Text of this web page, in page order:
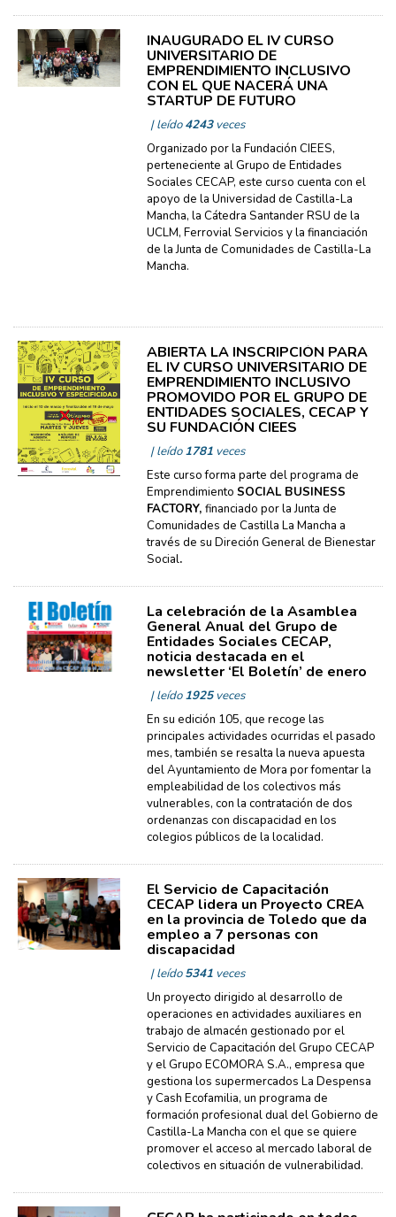
INAUGURADO EL IV CURSO
UNIVERSITARIO DE
EMPRENDIMIENTO INCLUSIVO
CON EL QUE NACERÁ UNA
STARTUP DE FUTURO
| leído4243veces
Organizado por la Fundación CIEES,
perteneciente al Grupo de Entidades
Sociales CECAP, este curso cuenta con el
apoyo de la Universidad de Castilla-La
Mancha, la Cátedra Santander RSU de la
UCLM, Ferrovial Servicios y la financiación
de la Junta de Comunidades de Castilla-La
Mancha.
ABIERTA LA INSCRIPCIÓN PARA
EL IV CURSO UNIVERSITARIO DE
EMPRENDIMIENTO INCLUSIVO
PROMOVIDO POR EL GRUPO DE
ENTIDADES SOCIALES, CECAP Y
SU FUNDACIÓN CIEES
| leído1781veces
Este curso forma parte del programa de
Emprendimiento SOCIAL BUSINESS
FACTORY, financiado por la Junta de
Comunidades de Castilla La Mancha a
través de su Direción General de Bienestar
Social.
La celebración de la Asamblea
General Anual del Grupo de
Entidades Sociales CECAP,
noticia destacada en el
newsletter ‘El Boletín’ de enero
| leído1925veces
En su edición 105, que recoge las
principales actividades ocurridas el pasado
mes, también se resalta la nueva apuesta
del Ayuntamiento de Mora por fomentar la
empleabilidad de los colectivos más
vulnerables, con la contratación de dos
ordenanzas con discapacidad en los
colegios públicos de la localidad.
El Servicio de Capacitación
CECAP lidera un Proyecto CREA
en la provincia de Toledo que da
empleo a 7 personas con
discapacidad
| leído5341veces
Un proyecto dirigido al desarrollo de
operaciones en actividades auxiliares en
trabajo de almacén gestionado por el
Servicio de Capacitación del Grupo CECAP
y el Grupo ECOMORA S.A., empresa que
gestiona los supermercados La Despensa
y Cash Ecofamilia, un programa de
formación profesional dual del Gobierno de
Castilla-La Mancha con el que se quiere
promover el acceso al mercado laboral de
colectivos en situación de vulnerabilidad.